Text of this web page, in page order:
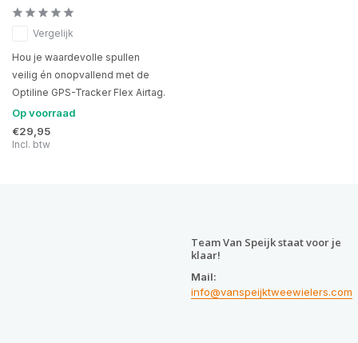
Vergelijk
Hou je waardevolle spullen
veilig én onopvallend met de
Optiline GPS-Tracker Flex Airtag.
Op voorraad
€29,95
Incl. btw
Team Van Speijk staat voor je
klaar!
Mail:
info@vanspeijktweewielers.com